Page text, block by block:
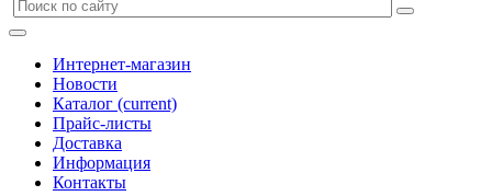
Интернет-магазин
Новости
Каталог (current)
Прайс-листы
Доставка
Информация
Контакты